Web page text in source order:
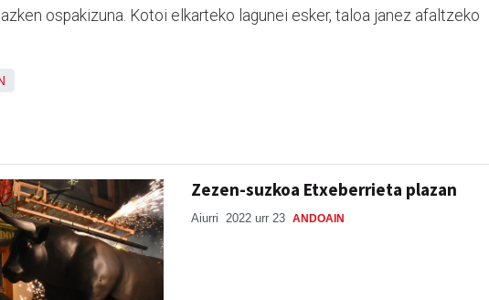
ospakizuna. Kotoi elkarteko lagunei esker, taloa janez afaltzeko
Zezen-suzkoa Etxeberrieta plazan
Aiurri 2022 urr 23 ANDOAIN